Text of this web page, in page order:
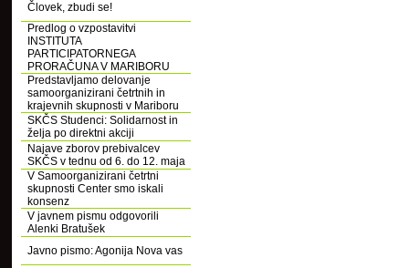
Človek, zbudi se!
Predlog o vzpostavitvi
INSTITUTA
PARTICIPATORNEGA
PRORAČUNA V MARIBORU
Predstavljamo delovanje
samoorganizirani četrtnih in
krajevnih skupnosti v Mariboru
SKČS Studenci: Solidarnost in
želja po direktni akciji
Najave zborov prebivalcev
SKČS v tednu od 6. do 12. maja
V Samoorganizirani četrtni
skupnosti Center smo iskali
konsenz
V javnem pismu odgovorili
Alenki Bratušek
Javno pismo: Agonija Nova vas